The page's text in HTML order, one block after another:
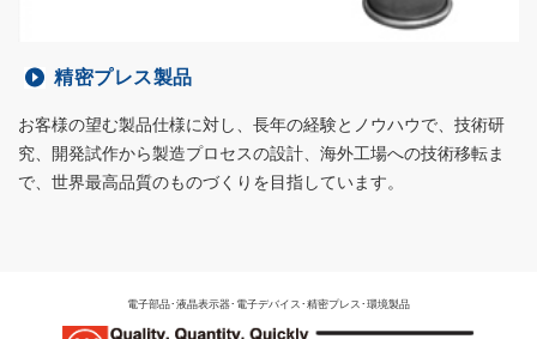
精密プレス製品
お客様の望む製品仕様に対し、長年の経験とノウハウで、技術研
究、開発試作から製造プロセスの設計、海外工場への技術移転ま
で、世界最高品質のものづくりを目指しています。
電子部品･液晶表示器･電子デバイス･精密プレス･環境製品